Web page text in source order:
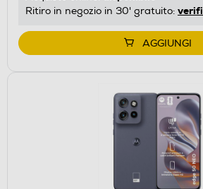
Ritiro in negozio in 30' gratuito:
AGGIUNGI